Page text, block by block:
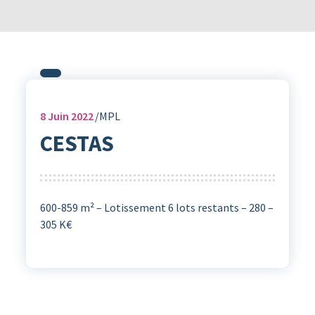
8Juin 2022 MPL
CESTAS
600-859 m² – Lotissement 6 lots restants – 280 –
305 K€